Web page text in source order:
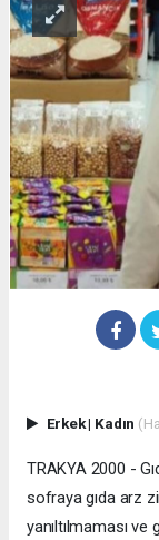
Erkek| Kadın
TRAKYA 2000 -
sofraya gıda arz
yanıltılmaması